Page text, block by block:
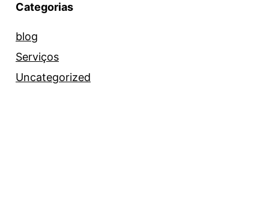
Categorias
blog
Serviços
Uncategorized